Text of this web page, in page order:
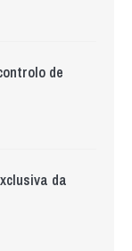
de
da